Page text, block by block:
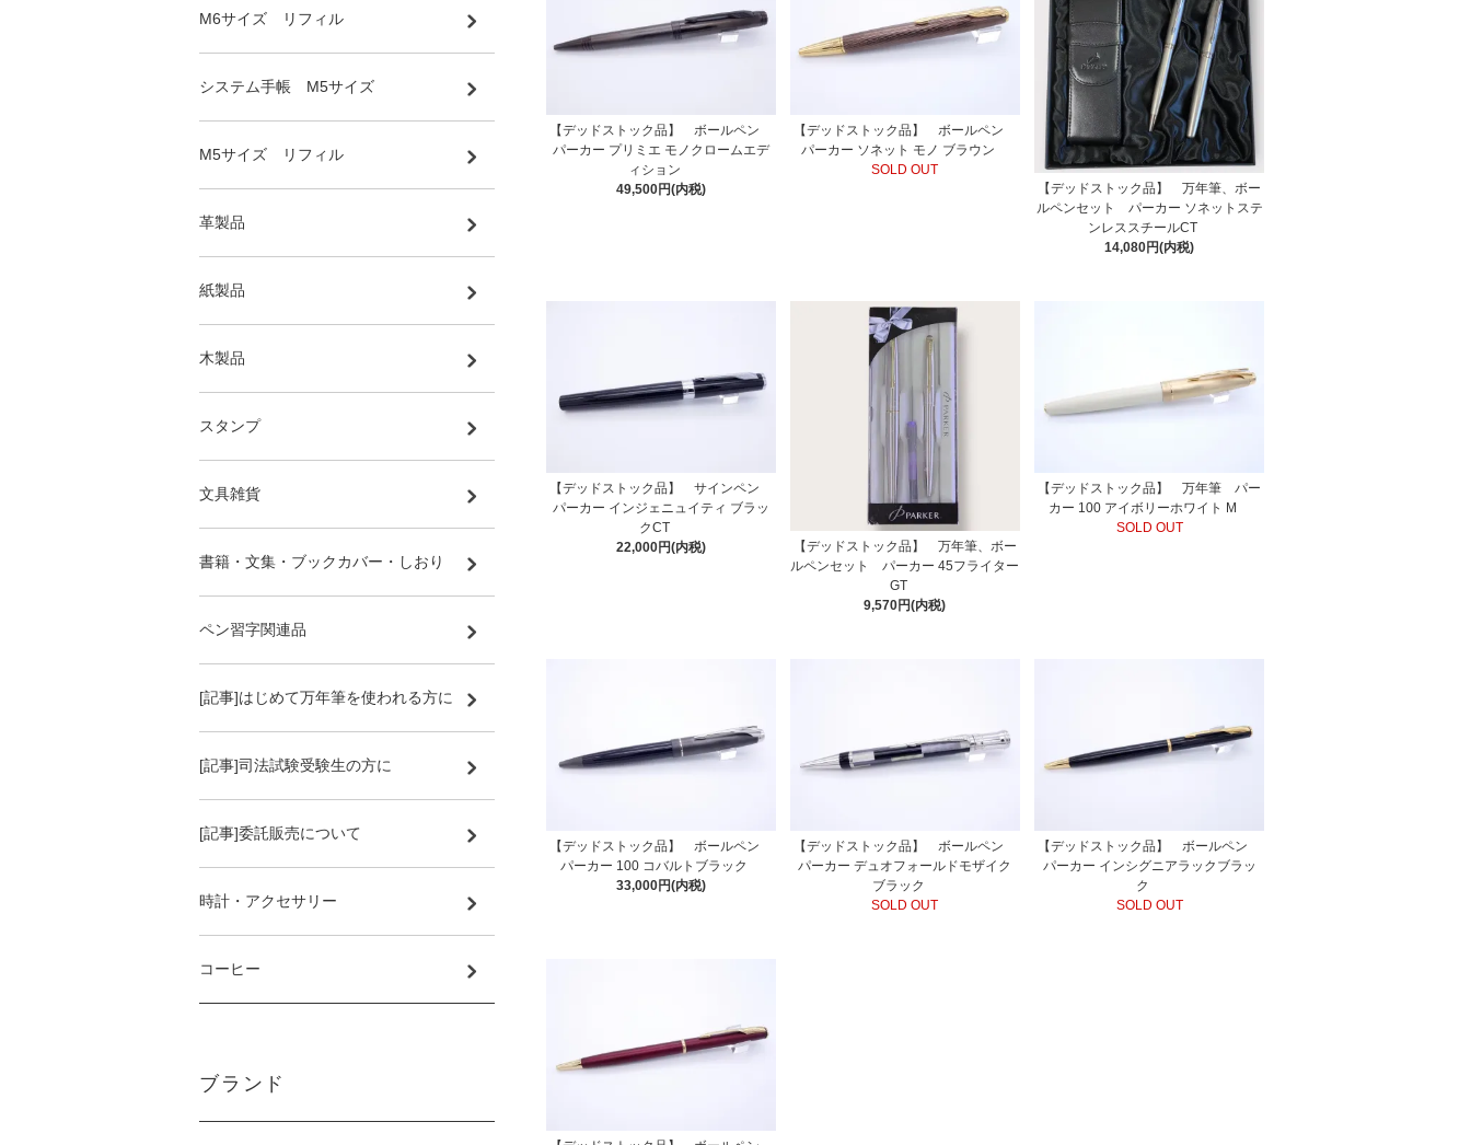
【デッドストック品】 ボールペン
パーカー プリミエ モノクロームエデ
ィション
49,500円(内税)
【デッドストック品】 ボールペン
パーカー ソネット モノ ブラウン
SOLD OUT
【デッドストック品】 万年筆、ボー
ルペンセット パーカー ソネットステ
ンレススチールCT
14,080円(内税)
【デッドストック品】 サインペン
パーカー インジェニュイティ ブラッ
クCT
22,000円(内税)
【デッドストック品】 万年筆、ボー
ルペンセット パーカー 45フライター
GT
9,570円(内税)
【デッドストック品】 万年筆 パー
カー 100 アイボリーホワイト M
SOLD OUT
【デッドストック品】 ボールペン
パーカー 100 コバルトブラック
33,000円(内税)
【デッドストック品】 ボールペン
パーカー デュオフォールドモザイク
ブラック
SOLD OUT
【デッドストック品】 ボールペン
パーカー インシグニアラックブラッ
ク
SOLD OUT
M6サイズ リフィル
システム手帳 M5サイズ
M5サイズ リフィル
革製品
紙製品
木製品
スタンプ
文具雑貨
書籍・文集・ブックカバー・しおり
ペン習字関連品
[記事]はじめて万年筆を使われる方に
[記事]司法試験受験生の方に
[記事]委託販売について
時計・アクセサリー
コーヒー
ブランド